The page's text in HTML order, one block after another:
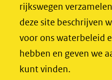
naar
een
andere
rijkswegen
deze site beschrijven
voor ons waterbeleid
hebben en geven we
kunt vinden.